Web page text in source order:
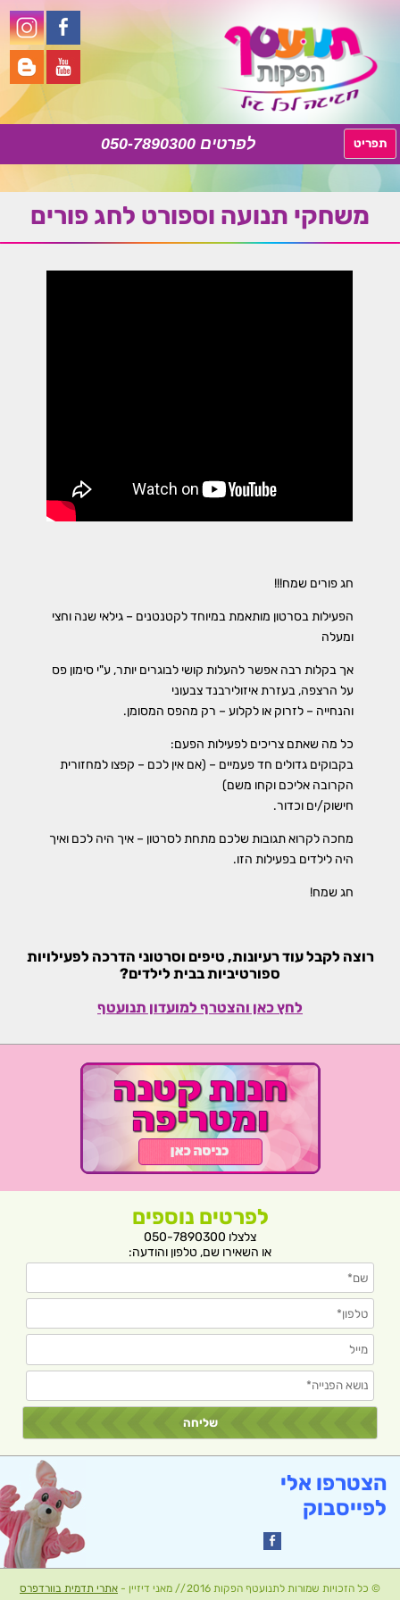
050-7890300 תפריט
לתוכן
משחקי תנועה וספורט לחג פורים
חג פורים שמח!!!
הפעילות בסרטון מותאמת במיוחד לקטנטנים – גילאי שנה וחצי
ומעלה
אך בקלות רבה אפשר להעלות קושי לבוגרים יותר, ע"י סימון פס
על הרצפה, בעזרת איזולירבנד צבעוני
והנחייה – לזרוק או לקלוע – רק מהפס המסומן.
כל מה שאתם צריכים לפעילות הפעם:
בקבוקים גדולים חד פעמיים – (אם אין לכם – קפצו למחזורית
הקרובה אליכם וקחו משם)
חישוק/ים וכדור.
מחכה לקרוא תגובות שלכם מתחת לסרטון – איך היה לכם ואיך
היה לילדים בפעילות הזו.
חג שמח!
רוצה לקבל עוד רעיונות, טיפים וסרטוני הדרכה לפעילויות
ספורטיביות בבית לילדים?
לחץ כאן והצטרף למועדון תנועטף
לפרטים נוספים
צלצלו 050-7890300
או השאירו שם, טלפון והודעה:
הצטרפו אלי
לפייסבוק
© כל הזכויות שמורות לתנועטף הפקות 2016 // מאני דיזיין - אתרי תדמית בוורדפרס